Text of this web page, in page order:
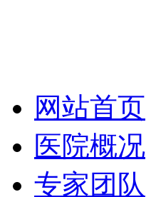
网站首页
医院概况
专家团队